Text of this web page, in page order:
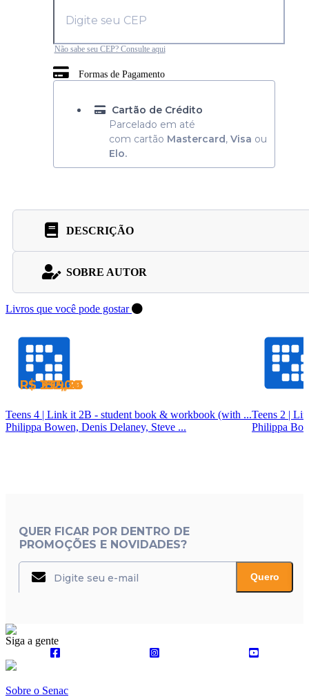
Não sabe seu CEP? Consulte aqui
Formas de Pagamento
Cartão de Crédito
Parcelado em até
com cartão Mastercard, Visa ou
Elo.
DESCRIÇÃO
SOBRE AUTOR
Livros que você pode gostar
Teens 4 | Link it 2B - student book & workbook (with ...
Philippa Bowen, Denis Delaney, Steve ...
R$ 182,00
Philippa
R$ 182,00
R$ 399,26
R$ 235,30
QUER FICAR POR DENTRO DE
PROMOÇÕES E NOVIDADES?
Quero
Siga a gente
Sobre o Senac